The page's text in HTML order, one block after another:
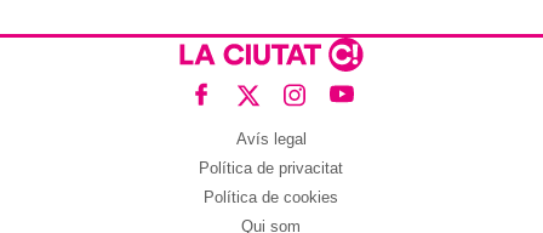
Avís legal
Política de privacitat
Política de cookies
Qui som